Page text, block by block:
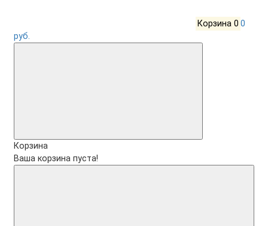
Корзина 0 0
руб.
Корзина
Ваша корзина пуста!